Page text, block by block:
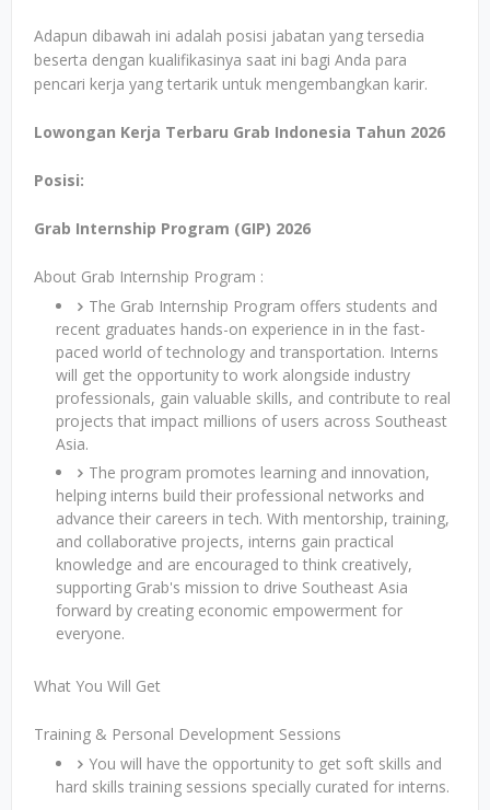
Adapun dibawah ini adalah posisi jabatan yang tersedia
beserta dengan kualifikasinya saat ini bagi Anda para
pencari kerja yang tertarik untuk mengembangkan karir.
Lowongan Kerja Terbaru Grab Indonesia Tahun 2026
Posisi:
Grab Internship Program (GIP) 2026
About Grab Internship Program :
The Grab Internship Program offers students and
recent graduates hands-on experience in in the fast-
paced world of technology and transportation. Interns
will get the opportunity to work alongside industry
professionals, gain valuable skills, and contribute to real
projects that impact millions of users across Southeast
Asia.
The program promotes learning and innovation,
helping interns build their professional networks and
advance their careers in tech. With mentorship, training,
and collaborative projects, interns gain practical
knowledge and are encouraged to think creatively,
supporting Grab's mission to drive Southeast Asia
forward by creating economic empowerment for
everyone.
What You Will Get
Training & Personal Development Sessions
You will have the opportunity to get soft skills and
hard skills training sessions specially curated for interns.